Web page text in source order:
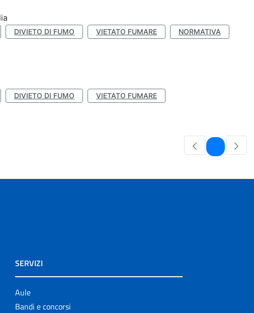
DIVIETO DI FUMO VIETATO FUMARE NORMATIVA
DIVIETO DI FUMO
VIETATO FUMARE
Pagina
SERVIZI
Aule
Bandi e concorsi